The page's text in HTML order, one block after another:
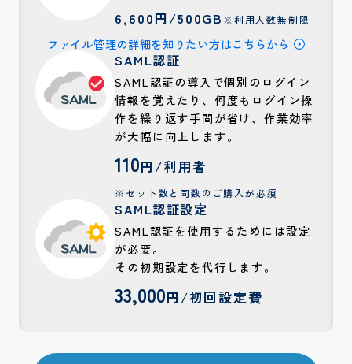
6,600円/500GB ※利用人数無制限
ファイル管理の詳細を知りたい方はこちらから
SAML認証
SAML認証の導入で個別のログイン
情報を覚えたり、何度もログイン操
作を繰り返す手間が省け、作業効率
が大幅に向上します。
110円/利用者
※セット数と同数のご購入が必須
SAML認証設定
SAML認証を使用するためには設定
が必要。
その初期設定を代行します。
33,000円/初回設定費